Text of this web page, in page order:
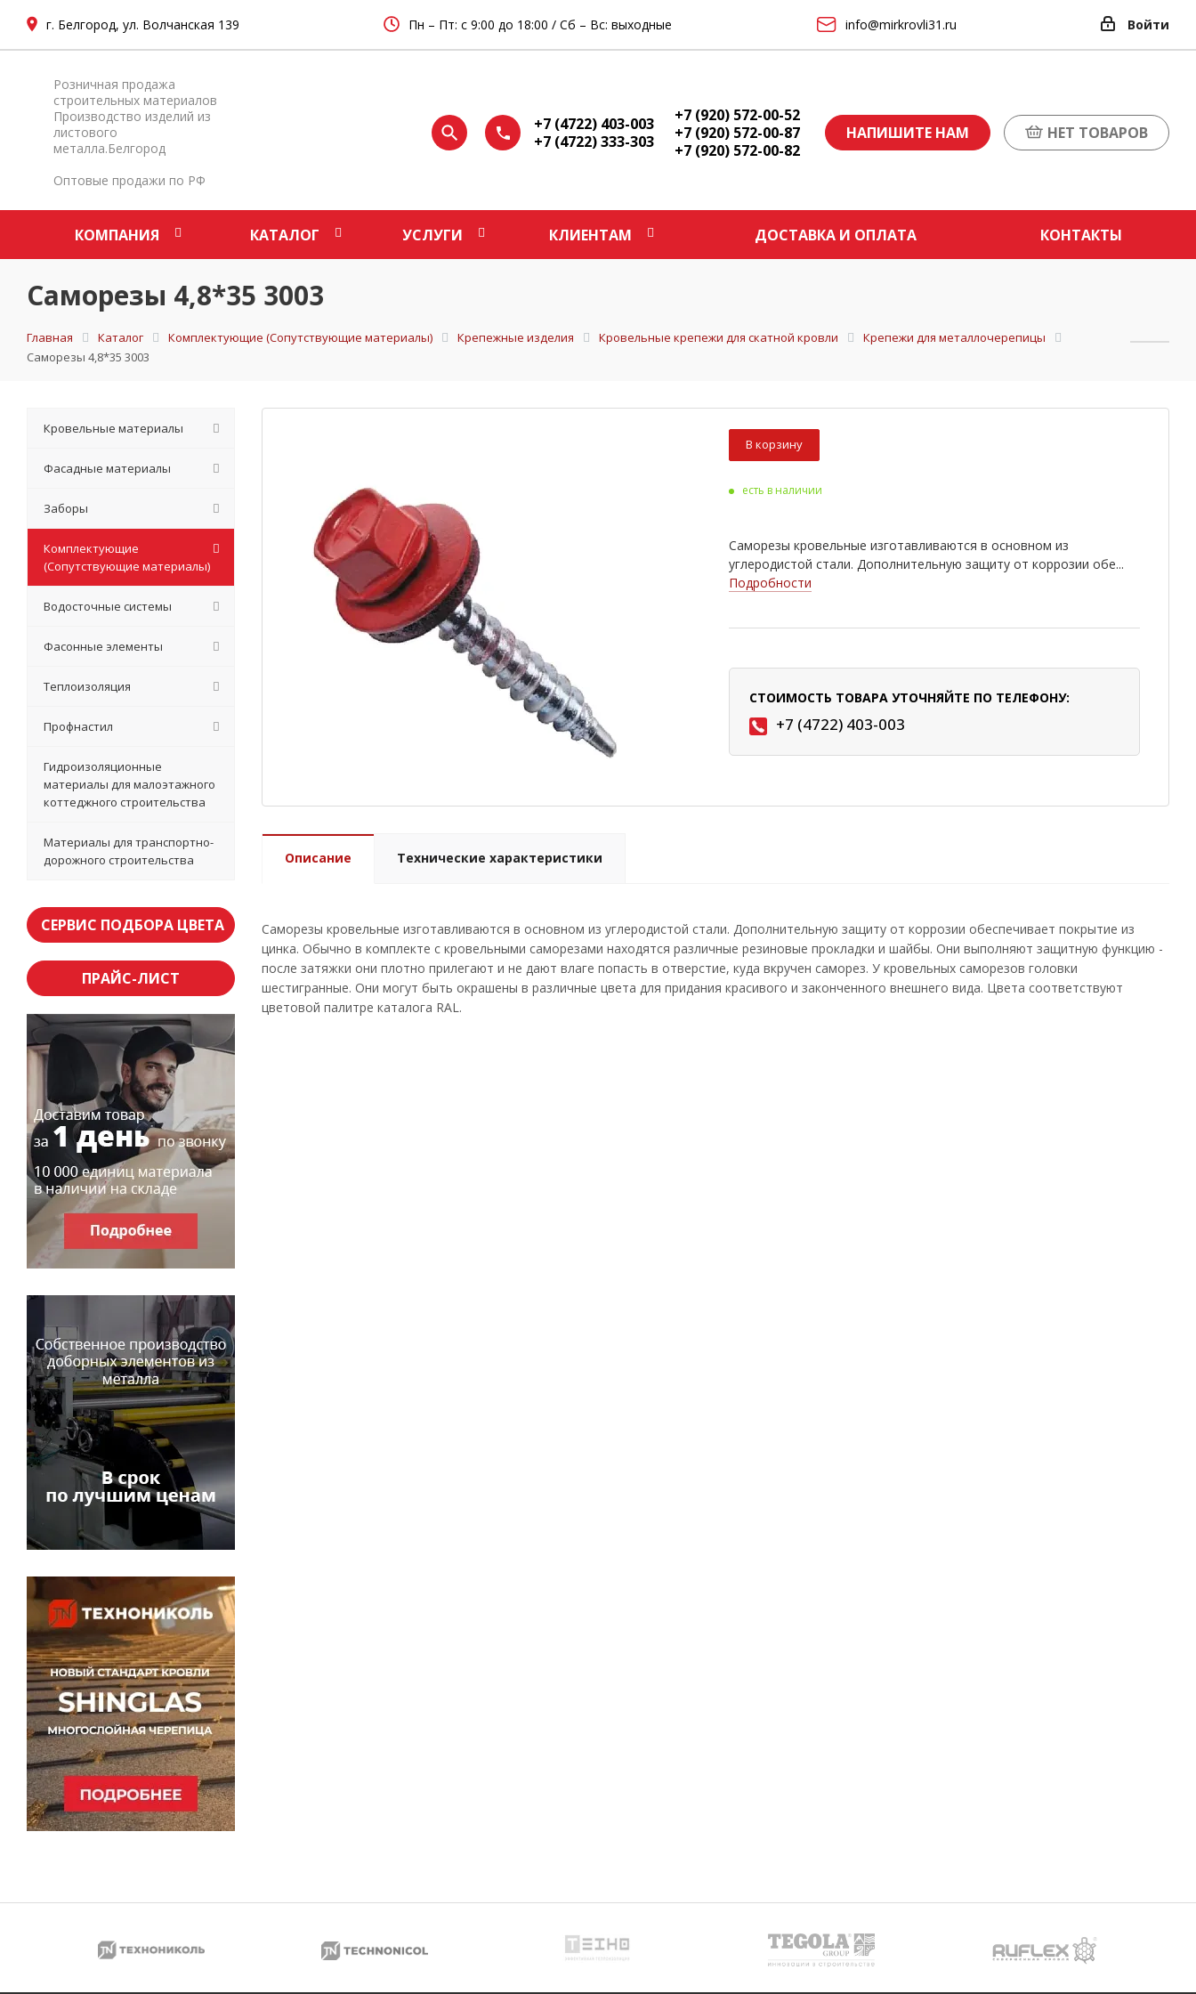
г. Белгород, ул. Волчанская 139 Пн – Пт: с 9:00 до 18:00 / Сб – Вс: выходные info@mirkrovli31.ru Войти
Розничная продажа
строительных материалов
Производство изделий из
листового
металла.Белгород
Оптовые продажи по РФ
+7 (4722) 403-003
+7 (4722) 333-303
+7 (920) 572-00-52
+7 (920) 572-00-87
+7 (920) 572-00-82
НАПИШИТЕ НАМ НЕТ ТОВАРОВ
КОМПАНИЯ КАТАЛОГ УСЛУГИ КЛИЕНТАМ ДОСТАВКА И ОПЛАТА КОНТАКТЫ
Саморезы 4,8*35 3003
Главная Каталог Комплектующие (Сопутствующие материалы) Крепежные изделия Кровельные крепежи для скатной кровли
Крепежи для металлочерепицы
Саморезы 4,8*35 3003
В корзину
есть в наличии
Саморезы кровельные изготавливаются в основном из
углеродистой стали. Дополнительную защиту от коррозии обе...
Подробности
СТОИМОСТЬ ТОВАРА УТОЧНЯЙТЕ ПО ТЕЛЕФОНУ:
+7 (4722) 403-003
Описание Технические характеристики
Саморезы кровельные изготавливаются в основном из углеродистой стали. Дополнительную защиту от коррозии обеспечивает покрытие из
цинка. Обычно в комплекте с кровельными саморезами находятся различные резиновые прокладки и шайбы. Они выполняют защитную функцию -
после затяжки они плотно прилегают и не дают влаге попасть в отверстие, куда вкручен саморез. У кровельных саморезов головки
шестигранные. Они могут быть окрашены в различные цвета для придания красивого и законченного внешнего вида. Цвета соответствуют
цветовой палитре каталога RAL.
Кровельные материалы
Фасадные материалы
Заборы
Комплектующие
(Сопутствующие материалы)
Водосточные системы
Фасонные элементы
Теплоизоляция
Профнастил
Гидроизоляционные
материалы для малоэтажного
коттеджного строительства
Материалы для транспортно-
дорожного строительства
СЕРВИС ПОДБОРА ЦВЕТА
ПРАЙС-ЛИСТ